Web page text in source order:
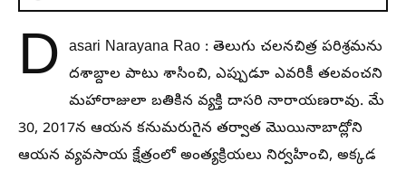
D asari Narayana Rao : తెలుగు చలనచిత్ర పరిశ్రమను
దశాబ్దాల పాటు శాసించి, ఎప్పుడూ ఎవరికీ తలవంచని
మహారాజులా బతికిన వ్యక్తి దాసరి నారాయణరావు. మే
30, 2017న ఆయన కనుమరుగైన తర్వాత మొయినాబాద్లోని
ఆయన వ్యవసాయ క్షేత్రంలో అంత్యక్రియలు నిర్వహించి, అక్కడ